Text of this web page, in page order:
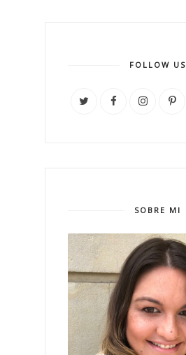
FOLLOW US
SOBRE MI